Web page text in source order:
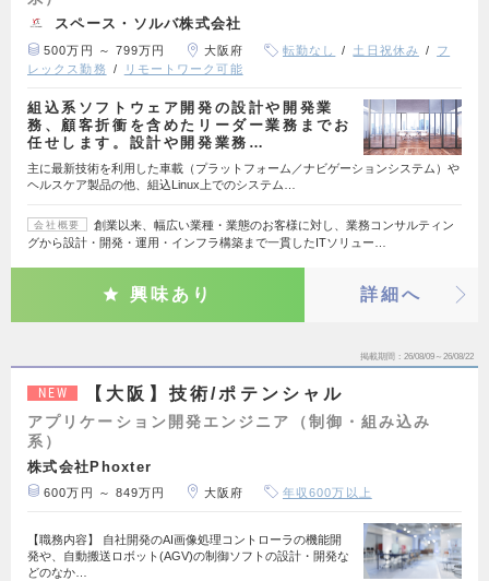
スペース・ソルバ株式会社
500万円 ～ 799万円 大阪府 転勤なし 土日祝休み
フ
レックス勤務
リモートワーク可能
組込系ソフトウェア開発の設計や開発業
務、顧客折衝を含めたリーダー業務までお
任せします。設計や開発業務…
主に最新技術を利用した車載（プラットフォーム／ナビゲーションシステム）や
ヘルスケア製品の他、組込Linux上でのシステム…
会社概要
創業以来、幅広い業種・業態のお客様に対し、業務コンサルティン
グから設計・開発・運用・インフラ構築まで一貫したITソリュー…
興味あり 詳細へ
掲載期間 26/08/09～26/08/22
NEW 【大阪】技術/ポテンシャル
アプリケーション開発エンジニア（制御・組み込み
系）
株式会社Phoxter
600万円 ～ 849万円 大阪府 年収600万以上
【職務内容】 自社開発のAI画像処理コントローラの機能開
発や、自動搬送ロボット(AGV)の制御ソフトの設計・開発な
どのなか…